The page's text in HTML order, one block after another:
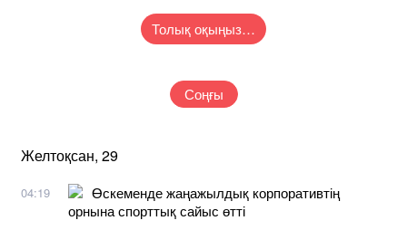
Толық оқыңыз…
Соңғы
Желтоқсан, 29
04:19
Өскеменде жаңажылдық корпоративтің
орнына спорттық сайыс өтті